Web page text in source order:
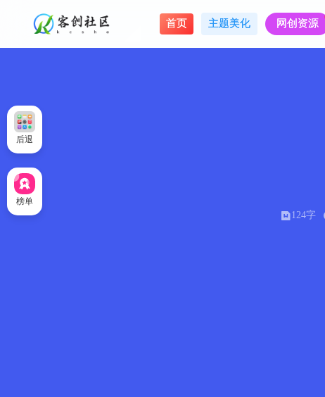
124字
首页 主题美化 网创资源
后退
榜单